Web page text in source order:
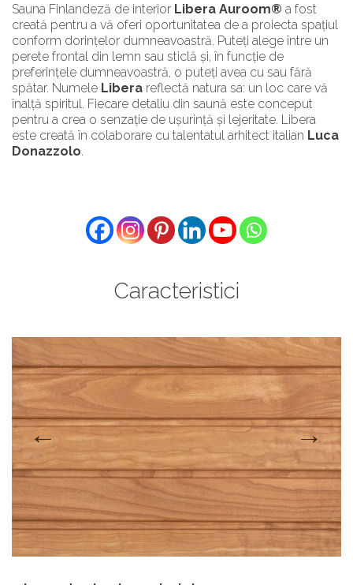
Sauna Finlandeză de interior Libera Auroom® a fost
creată pentru a vă oferi oportunitatea de a proiecta spațiul
conform dorințelor dumneavoastră. Puteți alege între un
perete frontal din lemn sau sticlă și, în funcție de
preferințele dumneavoastră, o puteți avea cu sau fără
spătar. Numele Libera reflectă natura sa: un loc care vă
înalță spiritul. Fiecare detaliu din saună este conceput
pentru a crea o senzație de ușurință și lejeritate. Libera
este creată în colaborare cu talentatul arhitect italian Luca
Donazzolo
Caracteristici